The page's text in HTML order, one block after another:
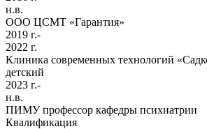
н.в.
ООО ЦСМТ «Гарантия»
2019 г.-
2022 г.
Клиника современных технологий
детский
2023 г.-
н.в.
ПИМУ профессор кафедры психиатрии
Квалификация